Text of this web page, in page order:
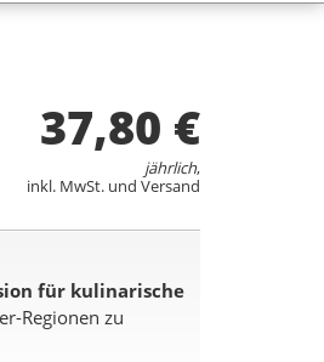
37,80 €
jährlich,
inkl. MwSt. und Versand
für kulinarische
Regionen zu